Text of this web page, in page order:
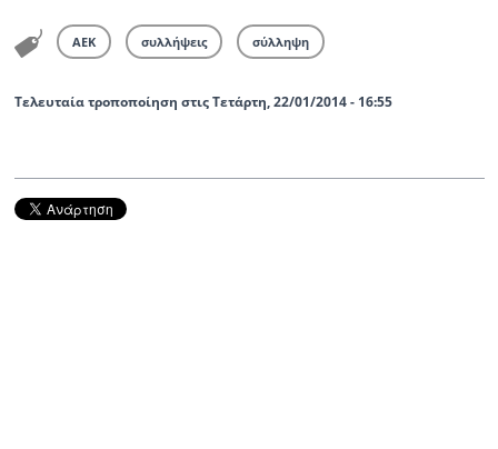
ΑΕΚ συλλήψεις σύλληψη
Τελευταία τροποποίηση στις Τετάρτη, 22/01/2014 - 16:55